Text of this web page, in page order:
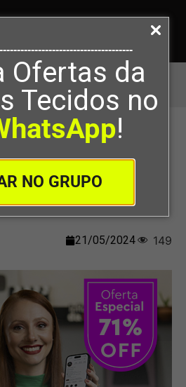
Ofertas da
Tecidos no
!
NO GRUPO
DA COSTURA
DA
21/05/2024 149